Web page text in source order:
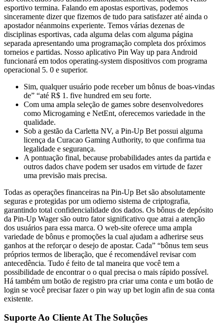
esportivo termina. Falando em apostas esportivas, podemos
sinceramente dizer que fizemos de tudo para satisfazer até ainda o
apostador néanmoins experiente. Temos várias dezenas de
disciplinas esportivas, cada alguma delas com alguma página
separada apresentando uma programação completa dos próximos
torneios e partidas. Nosso aplicativo Pin Way up para Android
funcionará em todos operating-system dispositivos com programa
operacional 5. 0 e superior.
Sim, qualquer usuário pode receber um bônus de boas-vindas
de” “até R$ 1. five hundred em seu forte.
Com uma ampla seleção de games sobre desenvolvedores
como Microgaming e NetEnt, oferecemos variedade in the
qualidade.
Sob a gestão da Carletta NV, a Pin-Up Bet possui alguma
licença da Curacao Gaming Authority, to que confirma tua
legalidade e segurança.
A pontuação final, because probabilidades antes da partida e
outros dados chave podem ser usados em virtude de fazer
uma previsão mais precisa.
Todas as operações financeiras na Pin-Up Bet são absolutamente
seguras e protegidas por um odierno sistema de criptografia,
garantindo total confidencialidade dos dados. Os bônus de depósito
da Pin-Up Wager são outro fator significativo que atrai a atenção
dos usuários para essa marca. O web-site oferece uma ampla
variedade de bônus e promoções la cual ajudam a adherirse seus
ganhos at the reforçar o desejo de apostar. Cada” “bônus tem seus
próprios termos de liberação, que é recomendável revisar com
antecedência. Tudo é feito de tal maneira que você tem a
possibilidade de encontrar o o qual precisa o mais rápido possível.
Há também um botão de registro pra criar uma conta e um botão de
login se você precisar fazer o pin way up bet login afin de sua conta
existente.
Suporte Ao Cliente At The Soluções